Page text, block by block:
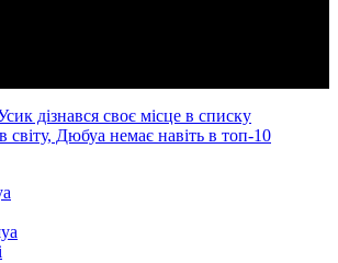
дізнався своє місце в списку
світу, Дюбуа немає навіть в топ-10